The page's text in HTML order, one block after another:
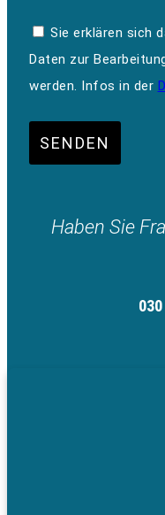
Sie erklären sich
Daten zur
werden. Infos in der
SENDEN
Haben Sie